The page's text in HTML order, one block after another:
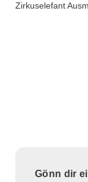
Zirkuselefant
Gönn dir